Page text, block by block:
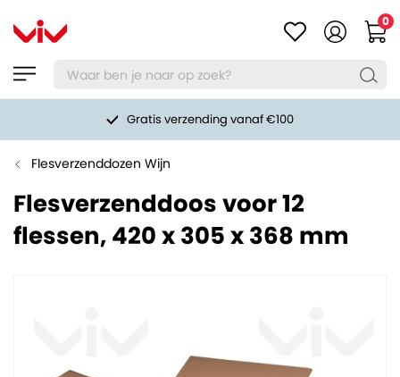
0
Gratis verzending vanaf €100
Flesverzenddozen Wijn
Flesverzenddoos voor 12
flessen, 420 x 305 x 368 mm